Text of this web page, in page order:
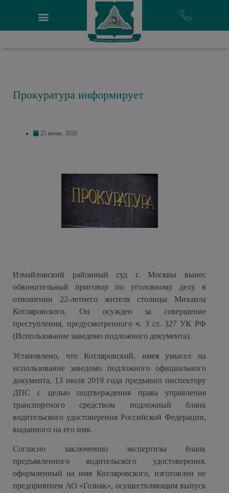
Прокуратура информирует
25 июня, 2020
Измайловский районный суд г. Москвы вынес
обвинительный приговор по уголовному делу в
отношении 22-летнего жителя столицы Михаила
Котляровского. Он осужден за совершение
преступления, предусмотренного ч. 3 ст. 327 УК РФ
(Использование заведомо подложного документа).
Установлено, что Котляровский, имея умысел на
использование заведомо подложного официального
документа, 13 июля 2019 года предъявил инспектору
ДПС с целью подтверждения права управления
транспортного средством подложный бланк
водительского удостоверения Российской Федерации,
выданного на его имя.
Согласно заключению экспертизы бланк
предъявленного водительского удостоверения,
оформленный на имя Котляровского, изготовлен не
предприятием АО «Гознак», осуществляющим выпуск